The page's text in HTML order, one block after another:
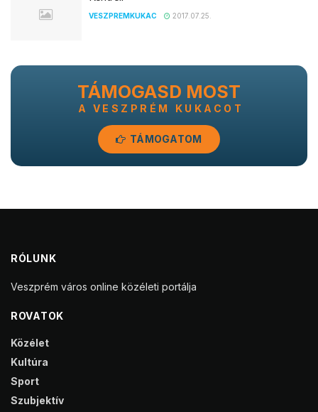
VESZPREMKUKAC 2017.07.25.
TÁMOGASD MOST
A VESZPRÉM KUKACOT
TÁMOGATOM
RÓLUNK
Veszprém város online közéleti portálja
ROVATOK
Közélet
Kultúra
Sport
Szubjektív